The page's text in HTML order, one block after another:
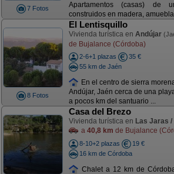
7 Fotos
Apartamentos (casas) de
construidos en madera,
8 Fotos
El Lentisquillo
Vivienda turística en Andújar
de Bujalance (Córdoba)
2-6+1 plazas
35 €
55 km de Jaén
En el centro de sierra
Andújar, Jaén cerca de una
a pocos km del santuario ...
Casa del Brezo
Vivienda turística en Las Jaras
a 40,8 km de Bujalance
8-10+2 plazas
19 €
16 km de Córdoba
Chalet a 12 km de